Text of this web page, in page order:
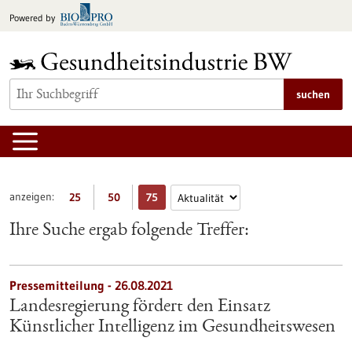
Inhalt
Powered by
suchen
anzeigen: 25 50 75
Ihre Suche ergab folgende Treffer:
Pressemitteilung - 26.08.2021
Landesregierung fördert den Einsatz
Künstlicher Intelligenz im Gesundheitswesen